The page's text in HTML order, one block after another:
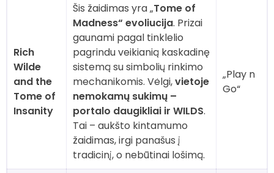
Rich
Wilde
and the
Tome of
Insanity
Šis žaidimas yra „Tome of
Madness“ evoliucija. Prizai
gaunami pagal tinklelio
pagrindu veikianią kaskadinę
sistemą su simbolių rinkimo
mechanikomis. Vėlgi,vietoje
nemokamų sukimų –
portalo daugikliai ir WILDS.
Tai – aukšto kintamumo
žaidimas, irgi panašus į
tradicinį, o nebūtinai lošimą.
„Play n
Go“